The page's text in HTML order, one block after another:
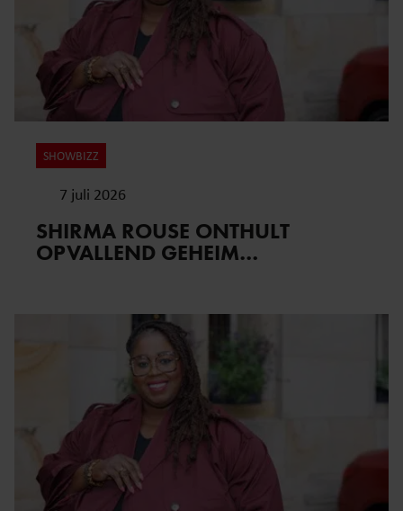
SHOWBIZZ
7 juli 2026
SHIRMA ROUSE ONTHULT
OPVALLEND GEHEIM…